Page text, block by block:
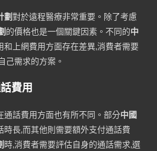
劃對於遠程醫療非常重要。除了考慮
的價格也是一個關鍵因素。不同的中
和上網費用方面存在差異,消費者需要
己需求的方案。
費用
通話費用方面也有所不同。部分中國
時長,而其他則需要額外支付通話費
時,消費者需要評估自身的通話需求,選